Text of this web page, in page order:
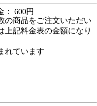
： 600円
の商品をご注文いただい
上記料金表の金額になり
れています